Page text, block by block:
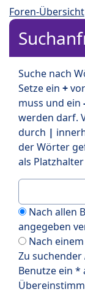
Foren-Übersicht
Suche nach
Setze ein +
muss und ein
werden darf.
durch |
der Wörter
als
Nach allen
angegeben
Nach
Zu suchender
Benutze ein *